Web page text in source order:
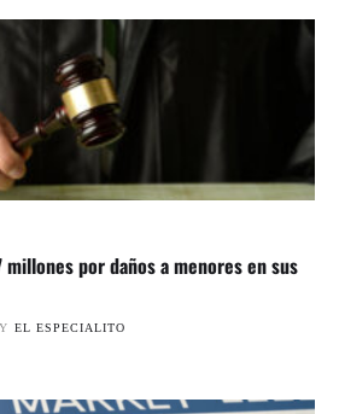
millones por daños a menores en sus
EL ESPECIALITO